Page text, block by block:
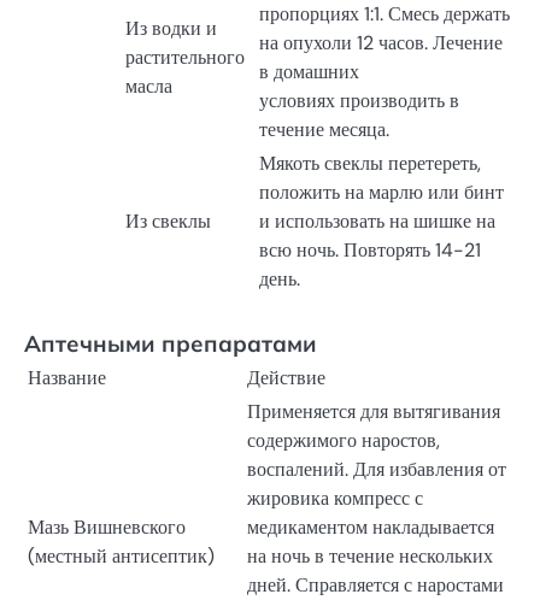
Из водки и
растительного
масла
пропорциях 1:1. Смесь держать
на опухоли 12 часов. Лечение
в домашних
условиях производить в
течение месяца.
Из свеклы
Мякоть свеклы перетереть,
положить на марлю или бинт
и использовать на шишке на
всю ночь. Повторять 14-21
день.
Аптечными препаратами
Название Действие
Мазь Вишневского
(местный антисептик)
Применяется для вытягивания
содержимого наростов,
воспалений. Для избавления от
жировика компресс с
медикаментом накладывается
на ночь в течение нескольких
дней. Справляется с наростами